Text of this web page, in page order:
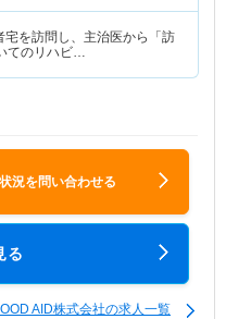
宅を訪問し、主治医から「訪
てのリハビ…
況を問い合わせる
る
AID株式会社の求人一覧